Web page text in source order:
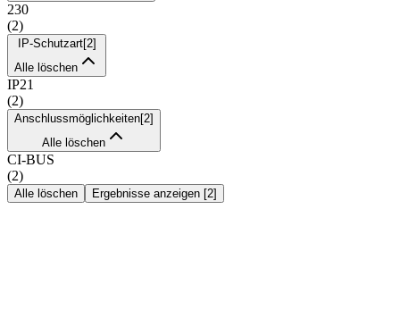
230
(2)
IP-Schutzart[2]
Alle löschen
IP21
(2)
Anschlussmöglichkeiten[2]
Alle löschen
CI-BUS
(2)
Alle löschen Ergebnisse anzeigen [2]